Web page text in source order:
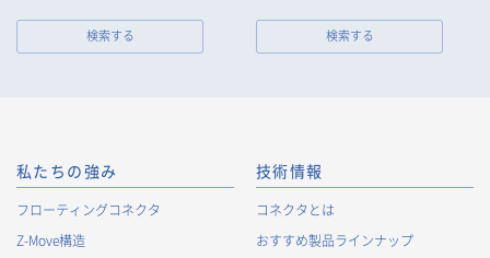
検索する 検索する
私たちの強み
フローティングコネクタ
Z-Move構造
技術情報
コネクタとは
おすすめ製品ラインナップ